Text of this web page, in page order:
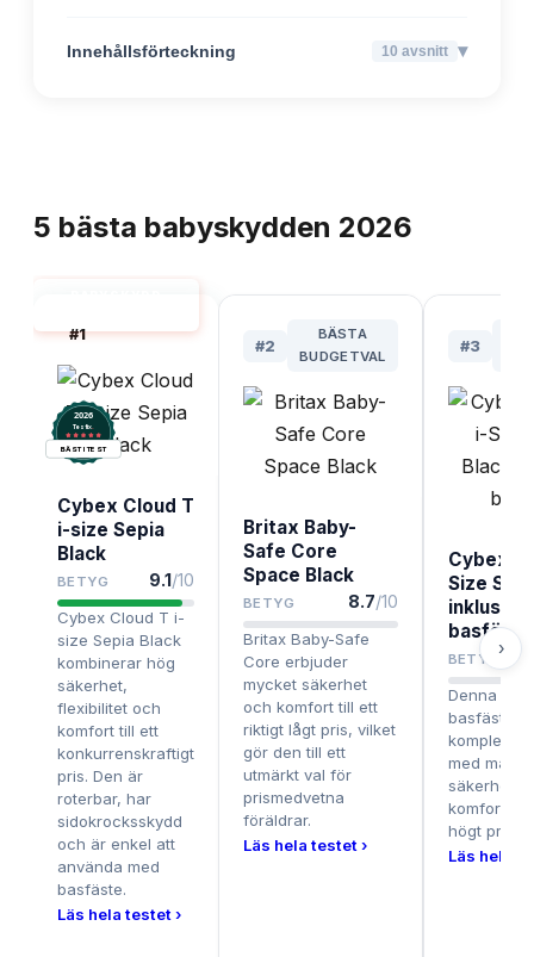
Innehållsförteckning 10 avsnitt ▾
5 bästa babyskydden 2026
#1
2026
Testix.
BÄST I TEST
Cybex Cloud T
i-size Sepia
Black
BETYG 9.1/10
Cybex Cloud T i-
size Sepia Black
kombinerar hög
säkerhet,
flexibilitet och
komfort till ett
konkurrenskraftigt
pris. Den är
roterbar, har
sidokrocksskydd
och är enkel att
använda med
basfäste.
Läs hela testet ›
#2
BÄSTA
BUDGETVAL
Britax Baby-
Safe Core
Space Black
BETYG 8.7/10
Britax Baby-Safe
Core erbjuder
mycket säkerhet
och komfort till ett
riktigt lågt pris, vilket
gör den till ett
utmärkt val för
prismedvetna
föräldrar.
Läs hela testet ›
#3
Cybex
Size
inklusive
basfäste
BETYG
Denna
basfäste
komplett
med
säkerhet
komfort,
högt pris.
Läs hela
›